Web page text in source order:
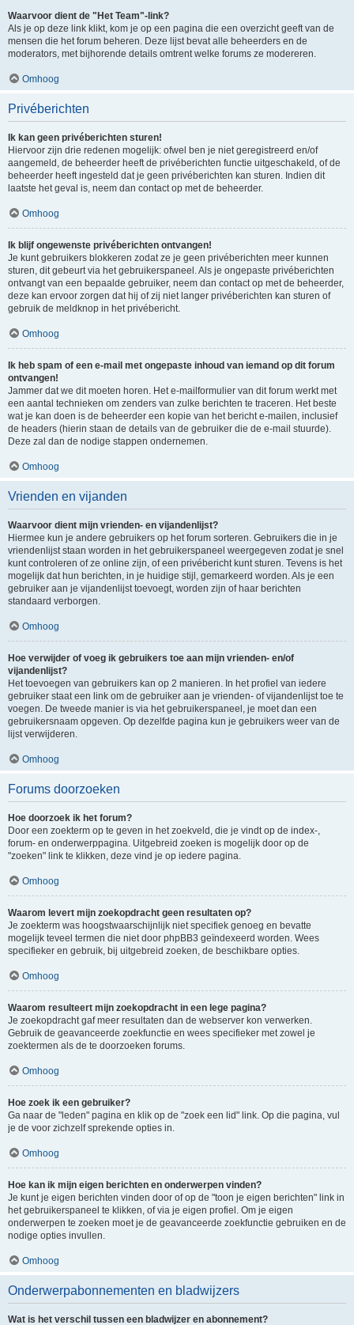
Waarvoor dient de "Het Team"-link?
Als je op deze link klikt, kom je op een pagina die een overzicht geeft van de
mensen die het forum beheren. Deze lijst bevat alle beheerders en de
moderators, met bijhorende details omtrent welke forums ze modereren.
Omhoog
Privéberichten
Ik kan geen privéberichten sturen!
Hiervoor zijn drie redenen mogelijk: ofwel ben je niet geregistreerd en/of
aangemeld, de beheerder heeft de privéberichten functie uitgeschakeld, of de
beheerder heeft ingesteld dat je geen privéberichten kan sturen. Indien dit
laatste het geval is, neem dan contact op met de beheerder.
Omhoog
Ik blijf ongewenste privéberichten ontvangen!
Je kunt gebruikers blokkeren zodat ze je geen privéberichten meer kunnen
sturen, dit gebeurt via het gebruikerspaneel. Als je ongepaste privéberichten
ontvangt van een bepaalde gebruiker, neem dan contact op met de beheerder,
deze kan ervoor zorgen dat hij of zij niet langer privéberichten kan sturen of
gebruik de meldknop in het privébericht.
Omhoog
Ik heb spam of een e-mail met ongepaste inhoud van iemand op dit forum
ontvangen!
Jammer dat we dit moeten horen. Het e-mailformulier van dit forum werkt met
een aantal technieken om zenders van zulke berichten te traceren. Het beste
wat je kan doen is de beheerder een kopie van het bericht e-mailen, inclusief
de headers (hierin staan de details van de gebruiker die de e-mail stuurde).
Deze zal dan de nodige stappen ondernemen.
Omhoog
Vrienden en vijanden
Waarvoor dient mijn vrienden- en vijandenlijst?
Hiermee kun je andere gebruikers op het forum sorteren. Gebruikers die in je
vriendenlijst staan worden in het gebruikerspaneel weergegeven zodat je snel
kunt controleren of ze online zijn, of een privébericht kunt sturen. Tevens is het
mogelijk dat hun berichten, in je huidige stijl, gemarkeerd worden. Als je een
gebruiker aan je vijandenlijst toevoegt, worden zijn of haar berichten
standaard verborgen.
Omhoog
Hoe verwijder of voeg ik gebruikers toe aan mijn vrienden- en/of
vijandenlijst?
Het toevoegen van gebruikers kan op 2 manieren. In het profiel van iedere
gebruiker staat een link om de gebruiker aan je vrienden- of vijandenlijst toe te
voegen. De tweede manier is via het gebruikerspaneel, je moet dan een
gebruikersnaam opgeven. Op dezelfde pagina kun je gebruikers weer van de
lijst verwijderen.
Omhoog
Forums doorzoeken
Hoe doorzoek ik het forum?
Door een zoekterm op te geven in het zoekveld, die je vindt op de index-,
forum- en onderwerppagina. Uitgebreid zoeken is mogelijk door op de
"zoeken" link te klikken, deze vind je op iedere pagina.
Omhoog
Waarom levert mijn zoekopdracht geen resultaten op?
Je zoekterm was hoogstwaarschijnlijk niet specifiek genoeg en bevatte
mogelijk teveel termen die niet door phpBB3 geïndexeerd worden. Wees
specifieker en gebruik, bij uitgebreid zoeken, de beschikbare opties.
Omhoog
Waarom resulteert mijn zoekopdracht in een lege pagina?
Je zoekopdracht gaf meer resultaten dan de webserver kon verwerken.
Gebruik de geavanceerde zoekfunctie en wees specifieker met zowel je
zoektermen als de te doorzoeken forums.
Omhoog
Hoe zoek ik een gebruiker?
Ga naar de "leden" pagina en klik op de "zoek een lid" link. Op die pagina, vul
je de voor zichzelf sprekende opties in.
Omhoog
Hoe kan ik mijn eigen berichten en onderwerpen vinden?
Je kunt je eigen berichten vinden door of op de "toon je eigen berichten" link in
het gebruikerspaneel te klikken, of via je eigen profiel. Om je eigen
onderwerpen te zoeken moet je de geavanceerde zoekfunctie gebruiken en de
nodige opties invullen.
Omhoog
Onderwerpabonnementen en bladwijzers
Wat is het verschil tussen een bladwijzer en abonnement?